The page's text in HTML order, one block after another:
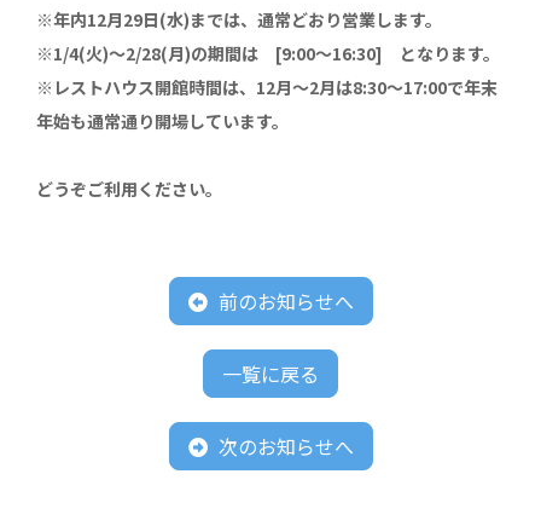
※年内12月29日(水)までは、通常どおり営業します。
※1/4(火)～2/28(月)の期間は [9:00～16:30] となります。
※レストハウス開館時間は、12月～2月は8:30～17:00で年末
年始も通常通り開場しています。
どうぞご利用ください。
前のお知らせへ
一覧に戻る
次のお知らせへ